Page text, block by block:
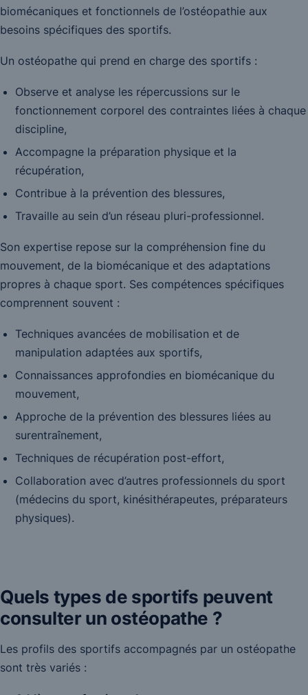
biomécaniques et fonctionnels de l’ostéopathie aux
besoins spécifiques des sportifs.
Un ostéopathe qui prend en charge des sportifs :
Observe et analyse les répercussions sur le
fonctionnement corporel des contraintes liées à chaque
discipline,
Accompagne la préparation physique et la
récupération,
Contribue à la prévention des blessures,
Travaille au sein d’un réseau pluri-professionnel.
Son expertise repose sur la compréhension fine du
mouvement, de la biomécanique et des adaptations
propres à chaque sport. Ses compétences spécifiques
comprennent souvent :
Techniques avancées de mobilisation et de
manipulation adaptées aux sportifs,
Connaissances approfondies en biomécanique du
mouvement,
Approche de la prévention des blessures liées au
surentraînement,
Techniques de récupération post-effort,
Collaboration avec d’autres professionnels du sport
(médecins du sport, kinésithérapeutes, préparateurs
physiques).
Quels types de sportifs peuvent
consulter un ostéopathe ?
Les profils des sportifs accompagnés par un ostéopathe
sont très variés :